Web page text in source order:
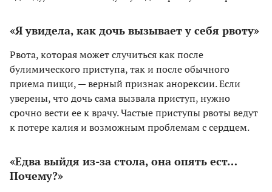
«Я увидела, как дочь вызывает у себя рвоту»
Рвота, которая может случиться как после
булимического приступа, так и после обычного
приема пищи, — верный признак анорексии. Если
уверены, что дочь сама вызвала приступ, нужно
срочно вести ее к врачу. Частые приступы рвоты ведут
к потере калия и возможным проблемам с сердцем.
«Едва выйдя из-за стола, она опять ест…
Почему?»